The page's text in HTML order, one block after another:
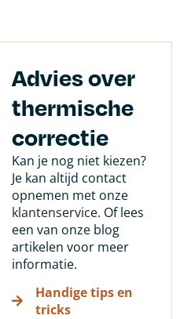
Advies over
thermische
correctie
Kan je nog niet kiezen?
Je kan altijd contact
opnemen met onze
klantenservice. Of lees
een van onze blog
artikelen voor meer
informatie.
Handige tips en
tricks